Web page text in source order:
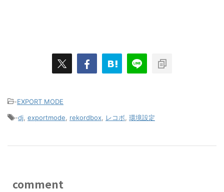
-EXPORT MODE
-dj exportmode rekordbox レコボ 環境設定
comment